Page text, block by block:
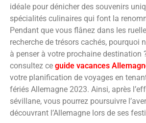
idéale pour dénicher des souvenirs
spécialités culinaires qui font la
Pendant que vous flânez dans les
recherche de trésors cachés, pourquoi
à penser à votre prochaine destination
consultez ce guide vacances
votre planification de voyages en
fériés Allemagne 2023. Ainsi, après
sévillane, vous pourrez poursuivre
découvrant l’Allemagne lors de ses